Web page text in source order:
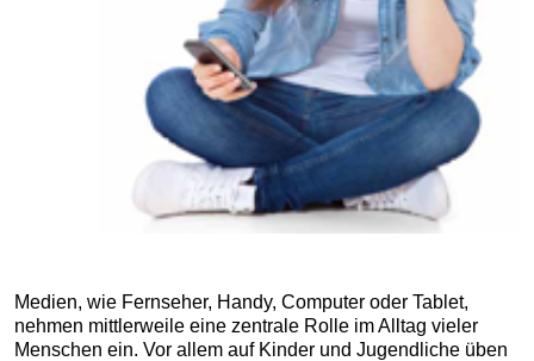
Medien, wie Fernseher, Handy, Computer oder Tablet,
nehmen mittlerweile eine zentrale Rolle im Alltag vieler
Menschen ein. Vor allem auf Kinder und Jugendliche üben